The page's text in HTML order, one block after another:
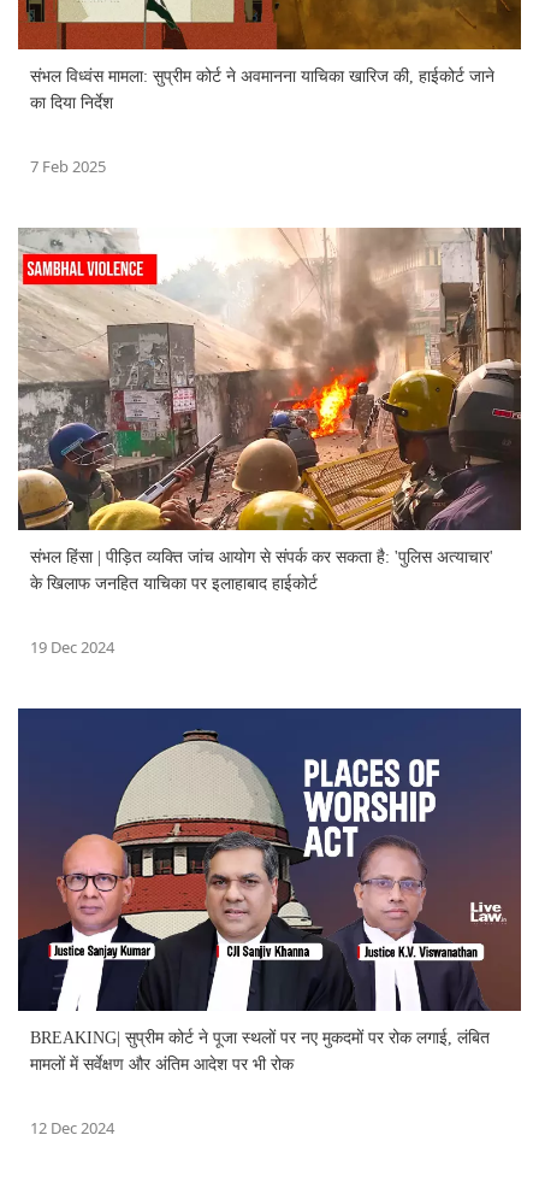
संभल विध्वंस मामला: सुप्रीम कोर्ट ने अवमानना याचिका खारिज की, हाईकोर्ट जाने
का दिया निर्देश
7 Feb 2025
संभल हिंसा | पीड़ित व्यक्ति जांच आयोग से संपर्क कर सकता है: 'पुलिस अत्याचार'
के खिलाफ जनहित याचिका पर इलाहाबाद हाईकोर्ट
19 Dec 2024
BREAKING| सुप्रीम कोर्ट ने पूजा स्थलों पर नए मुकदमों पर रोक लगाई, लंबित
मामलों में सर्वेक्षण और अंतिम आदेश पर भी रोक
12 Dec 2024